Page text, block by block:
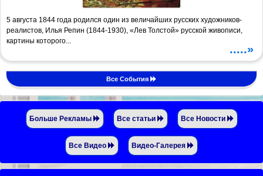
5 августа 1844 года родился один из величайших русских художников-
реалистов, Илья Репин (1844-1930), «Лев Толстой» русской живописи,
картины которого...
.....»
Все События
Больше Рекламы Все статьи Все Новости
Все Видео Видео-Галерея